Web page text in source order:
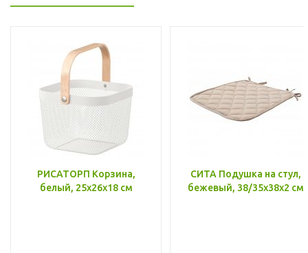
РИСАТОРП Корзина,
белый, 25x26x18 см
СИТА Подушка на стул,
бежевый, 38/35x38x2 см